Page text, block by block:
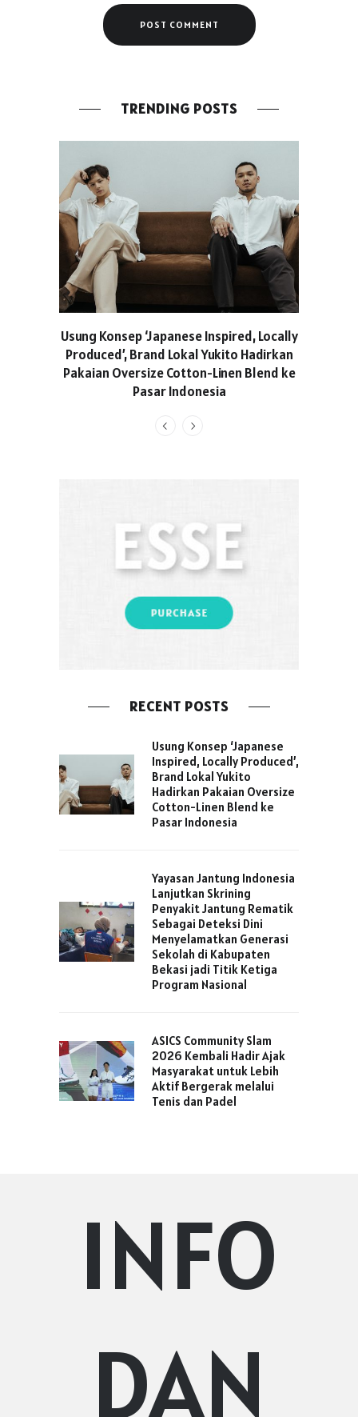
TRENDING POSTS
Usung Konsep ‘Japanese Inspired, Locally
Produced’, Brand Lokal Yukito Hadirkan
Pakaian Oversize Cotton-Linen Blend ke
Pasar Indonesia
RECENT POSTS
Usung Konsep ‘Japanese
Inspired, Locally Produced’,
Brand Lokal Yukito
Hadirkan Pakaian Oversize
Cotton-Linen Blend ke
Pasar Indonesia
Yayasan Jantung Indonesia
Lanjutkan Skrining
Penyakit Jantung Rematik
Sebagai Deteksi Dini
Menyelamatkan Generasi
Sekolah di Kabupaten
Bekasi jadi Titik Ketiga
Program Nasional
ASICS Community Slam
2026 Kembali Hadir Ajak
Masyarakat untuk Lebih
Aktif Bergerak melalui
Tenis dan Padel
INFO
DAN